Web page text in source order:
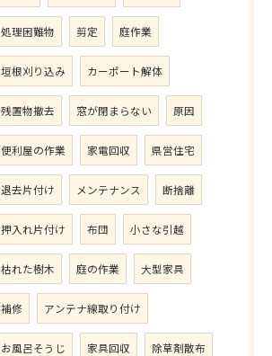
処理困難物 剪定 庭作業
垣根刈り込み カーポート解体
残置物撤去 窓が閉まらない 原因
便利屋の作業 家電回収 県営住宅
退去片付け メンテナンス 断捨離
押入れ片付け 布団 小さな引越
枯れた樹木 庭の作業 大型家具
補修 アンテナ線取り付け
お風呂そうじ 家具回収 除草剤散布